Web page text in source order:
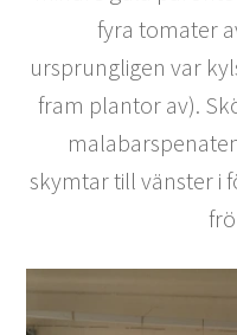
fyra tomater
ursprungligen var
fram plantor av).
skymtar till vänster i